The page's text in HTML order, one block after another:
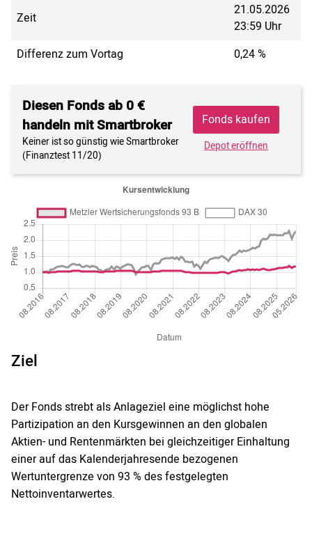
Zeit
21.05.2026
23:59 Uhr
Differenz zum Vortag
0,24 %
Diesen Fonds ab 0 €
handeln mit Smartbroker
Keiner ist so günstig wie Smartbroker
(Finanztest 11/20)
Fonds kaufen
Depot eröffnen
Ziel
Der Fonds strebt als Anlageziel eine möglichst hohe
Partizipation an den Kursgewinnen an den globalen
Aktien- und Rentenmärkten bei gleichzeitiger Einhaltung
einer auf das Kalenderjahresende bezogenen
Wertuntergrenze von 93 % des festgelegten
Nettoinventarwertes.